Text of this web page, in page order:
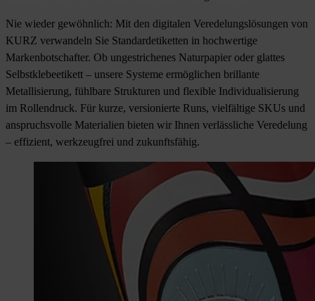
Nie wieder gewöhnlich: Mit den digitalen Veredelungslösungen von
KURZ verwandeln Sie Standardetiketten in hochwertige
Markenbotschafter. Ob ungestrichenes Naturpapier oder glattes
Selbstklebeetikett – unsere Systeme ermöglichen brillante
Metallisierung, fühlbare Strukturen und flexible Individualisierung
im Rollendruck. Für kurze, versionierte Runs, vielfältige SKUs und
anspruchsvolle Materialien bieten wir Ihnen verlässliche Veredelung
– effizient, werkzeugfrei und zukunftsfähig.